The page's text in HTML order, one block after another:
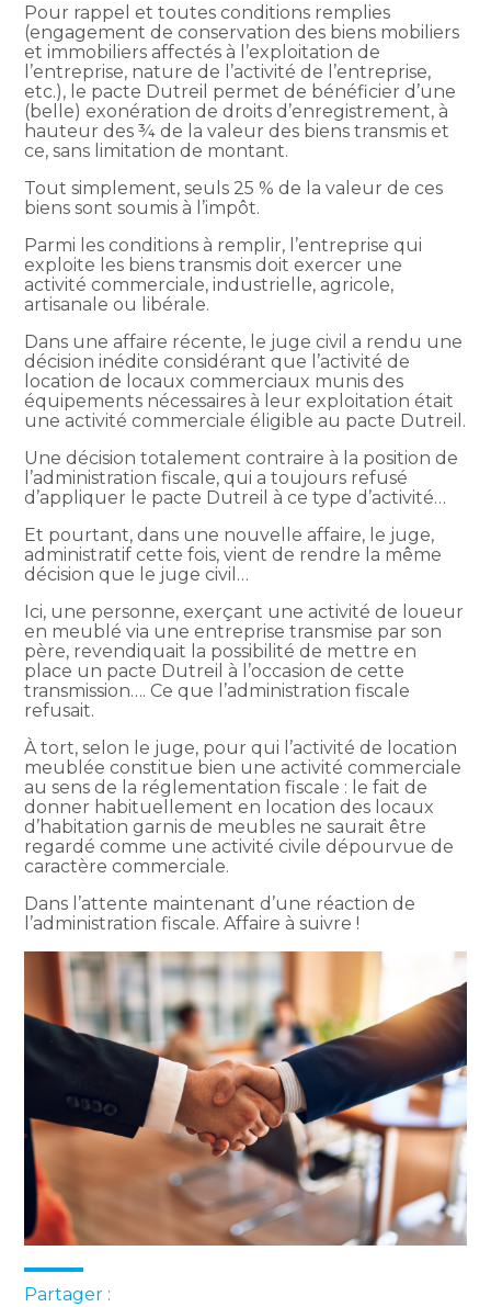
Pour rappel et toutes conditions remplies
(engagement de conservation des biens mobiliers
et immobiliers affectés à l’exploitation de
l’entreprise, nature de l’activité de l’entreprise,
etc.), le pacte Dutreil permet de bénéficier d’une
(belle) exonération de droits d’enregistrement, à
hauteur des ¾ de la valeur des biens transmis et
ce, sans limitation de montant.
Tout simplement, seuls 25 % de la valeur de ces
biens sont soumis à l’impôt.
Parmi les conditions à remplir, l’entreprise qui
exploite les biens transmis doit exercer une
activité commerciale, industrielle, agricole,
artisanale ou libérale.
Dans une affaire récente, le juge civil a rendu une
décision inédite considérant que l’activité de
location de locaux commerciaux munis des
équipements nécessaires à leur exploitation était
une activité commerciale éligible au pacte Dutreil.
Une décision totalement contraire à la position de
l’administration fiscale, qui a toujours refusé
d’appliquer le pacte Dutreil à ce type d’activité…
Et pourtant, dans une nouvelle affaire, le juge,
administratif cette fois, vient de rendre la même
décision que le juge civil…
Ici, une personne, exerçant une activité de loueur
en meublé via une entreprise transmise par son
père, revendiquait la possibilité de mettre en
place un pacte Dutreil à l’occasion de cette
transmission…. Ce que l’administration fiscale
refusait.
À tort, selon le juge, pour qui l’activité de location
meublée constitue bien une activité commerciale
au sens de la réglementation fiscale : le fait de
donner habituellement en location des locaux
d’habitation garnis de meubles ne saurait être
regardé comme une activité civile dépourvue de
caractère commerciale.
Dans l’attente maintenant d’une réaction de
l’administration fiscale. Affaire à suivre !
Partager :